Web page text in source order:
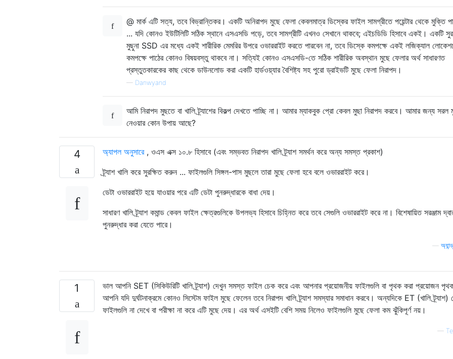
@ মার্ক এটি সত্য, তবে বিভ্রান্তিকর। একটি অনিরাপদ মুছে ফেলা কেবলমাত্র ডিস্কের ফাইল সামগ্রীতে পয়েন্টার থেকে মুক্তি
... যদি কোনও ইউটিলিটি সঠিক স্থানে এসএসডি পড়ে, তবে সামগ্রীটি এখনও সেখানে থাকবে; এইচডিডি হিসাবে একই। একটি
মুছুনা SSD এর মধ্যে একই শারীরিক মেমরির উপরে ওভাররাইট করতে পারবেন না, তবে ডিস্কে কমপক্ষে একই লজিক্যাল
কমপক্ষে পাঠের কোনও বিষয়বস্তু থাকবে না। সত্যিই কোনও এসএসডি-তে সঠিক শারীরিক অবস্থান মুছে ফেলার অর্থ সাধারণত
প্রস্তুতকারকের কাছ থেকে ডাউনলোড করা একটি হার্ডওয়্যার বৈশিষ্ট্য সহ পুরো ড্রাইভটি মুছে ফেলা নিরাপদ।
— Danwyand
আমি নিরাপদ মুছতে বা খালি ট্র্যাশের বিকল্প দেখতে পাচ্ছি না। আমার ম্যাকবুক প্রো কেবল মুছা নিরাপদ করবে। আমার জন্য সরল
নেওয়ার কোন উপায় আছে?
4 অ্যাপল অনুসারে, ওএস এক্স ১০.৮ হিসাবে (এবং সম্ভবত নিরাপদ খালি ট্র্যাশ সমর্থন করে অন্য সমস্ত প্রকাশ)
ট্র্যাশ খালি করে সুরক্ষিত করুন ... ফাইলগুলি সিঙ্গল-পাস মুছলে তারা মুছে ফেলা হবে বলে ওভাররাইট করে।
ডেটা ওভাররাইট হয়ে যাওয়ার পরে এটি ডেটা পুনরুদ্ধারকে বাধা দেয়।
সাধারণ খালি ট্র্যাশ কমান্ড কেবল ফাইল ক্ষেত্রগুলিকে উপলভ্য হিসাবে চিহ্নিত করে তবে সেগুলি ওভাররাইট করে না। বিশেষায়িত সরঞ্জাম
পুনরুদ্ধার করা যেতে পারে।
1
ভাল আপনি SET (সিকিউরিটি খালি ট্র্যাশ) দেখুন সমস্ত ফাইল চেক করে এবং আপনার প্রয়োজনীয় ফাইলগুলি বা পৃথক করা প্রয়োজন
আপনি যদি দুর্ঘটনাক্রমে কোনও সিস্টেম ফাইল মুছে ফেলেন তবে নিরাপদ খালি ট্র্যাশ সমস্যার সমাধান করবে। অন্যদিকে ET (খালি ট্র্যাশ)
ফাইলগুলি না দেখে বা পরীক্ষা না করে এটি মুছে দেয়। এর অর্থ এসইটি বেশি সময় নিলেও ফাইলগুলি মুছে ফেলা কম ঝুঁকিপূর্ণ নয়।
—